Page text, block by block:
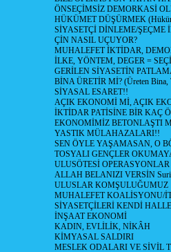
ÖNSEÇİMSİZ DEMORKASİ
HÜKÜMET DÜŞÜRMEK
SİYASETÇİ DİNLEME/ŞEÇME
ÇİN NASIL UÇUYOR?
MUHALEFET İKTİDAR,
İLKE, YÖNTEM, DEGER =
GERİLEN SİYASETİN
BİNA ÜRETİR Mİ? (Üreten Bina,
SİYASAL ESARET!!
AÇIK EKONOMİ Mİ, AÇIK
İKTİDAR PATİSİNE BİR KAÇ
EKONOMİMİZ BETONLAŞTI
YASTIK MÜLAHAZALARI!!
SEN ÖYLE YAŞAMASAN, O
TOSYALI GENÇLER
ULUSÖTESİ OPERASYONLAR
ALLAH BELANIZI VERSİN
ULUSLAR KOMŞULUĞUMUZ
MUHALEFET KOALİSYONU/
SİYASETÇİLERİ KENDİ
İNŞAAT EKONOMİ
KADIN, EVLİLİK, NİKÂH
KİMYASAL SALDIRI
MESLEK ODALARI VE SİVİL